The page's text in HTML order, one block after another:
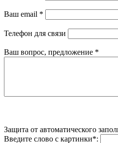
Ваш email *
Телефон для связи
Ваш вопрос, предложение *
Защита от автоматического
Введите слово с картинки*: